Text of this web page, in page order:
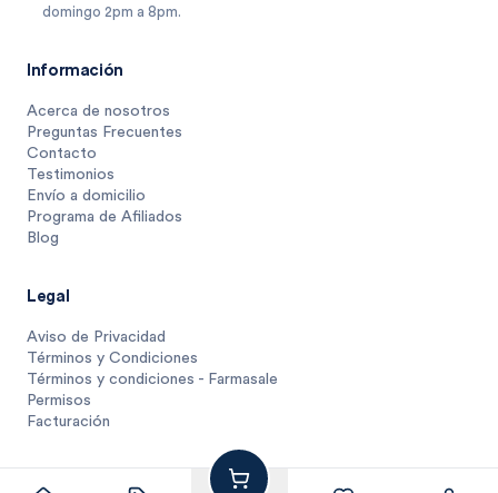
1 unidad $
$510
domingo 2pm a 8pm.
Información
Acerca de nosotros
Preguntas Frecuentes
Contacto
Testimonios
Envío a domicilio
Programa de Afiliados
Blog
Legal
Aviso de Privacidad
Términos y Condiciones
Términos y condiciones - Farmasale
Permisos
Facturación